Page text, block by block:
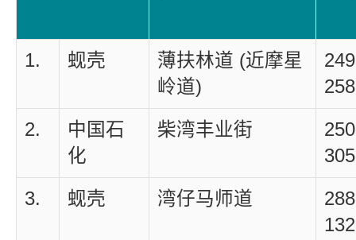
1. 蚬壳
薄扶林道 (近摩星
岭道)
2.
中国石
化
柴湾丰业街
3. 蚬壳 湾仔马师道